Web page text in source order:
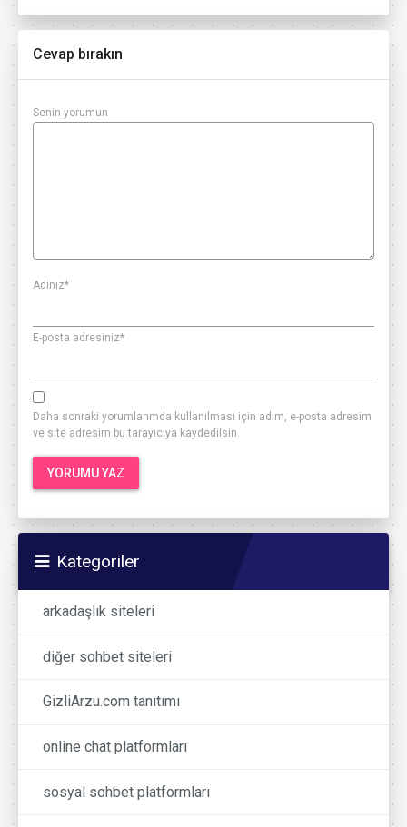
Cevap bırakın
Senin yorumun
Adınız*
E-posta adresiniz*
Daha sonraki yorumlarımda kullanılması için adım, e-posta adresim
ve site adresim bu tarayıcıya kaydedilsin.
Kategoriler
arkadaşlık siteleri
diğer sohbet siteleri
GizliArzu.com tanıtımı
online chat platformları
sosyal sohbet platformları